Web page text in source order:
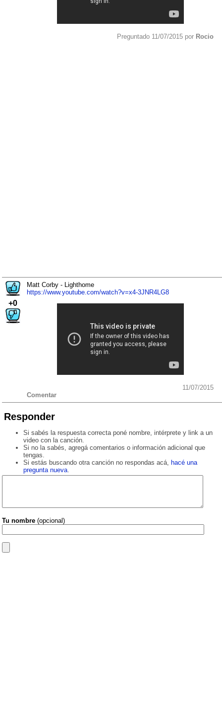
Preguntado 11/07/2015 por Rocio
+0
Matt Corby - Lighthome
https://www.youtube.com/watch?v=x4-3JNR4LG8
11/07/2015
Comentar
Responder
Si sabés la respuesta correcta poné nombre, intérprete y link a un
video con la canción.
Si no la sabés, agregá comentarios o información adicional que
tengas.
Si estás buscando otra canción no respondas acá, hacé una
pregunta nueva.
Tu nombre (opcional)